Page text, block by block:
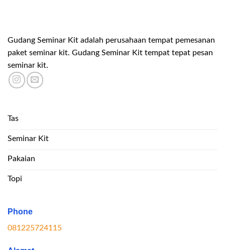
Gudang Seminar Kit adalah perusahaan tempat pemesanan
paket seminar kit. Gudang Seminar Kit tempat tepat pesan
seminar kit.
Tas
Seminar Kit
Pakaian
Topi
Phone
081225724115